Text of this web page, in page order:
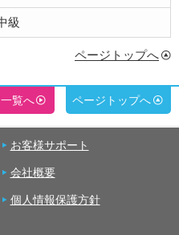
級
ページトップへ
覧へ ページトップへ
お客様サポート
会社概要
個人情報保護方針